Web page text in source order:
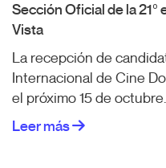
Sección Oficial de la
Vista
La recepción de
Internacional de Cine
el próximo 15 de octubre.
Leer más